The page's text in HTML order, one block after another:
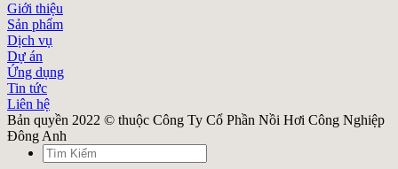
Giới thiệu
Sản phẩm
Dịch vụ
Dự án
Ứng dụng
Tin tức
Liên hệ
Bản quyền 2022 © thuộc Công Ty Cổ Phần Nồi Hơi Công Nghiệp
Đông Anh
Search